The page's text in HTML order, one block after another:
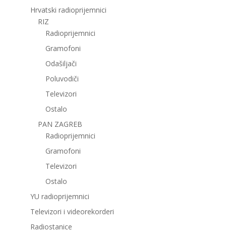
Hrvatski radioprijemnici
RIZ
Radioprijemnici
Gramofoni
Odašiljači
Poluvodiči
Televizori
Ostalo
PAN ZAGREB
Radioprijemnici
Gramofoni
Televizori
Ostalo
YU radioprijemnici
Televizori i videorekorderi
Radiostanice